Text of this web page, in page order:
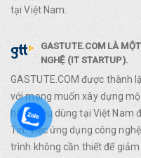
tại Việt Nam.
GASTUTE.COM LÀ
NGHỆ (IT STARTUP).
GASTUTE.COM được thành
với mong muốn xây dựng
hàng tiêu dùng tại Việt Nam
Tin. Việc ứng dụng công
trình không cần thiết để